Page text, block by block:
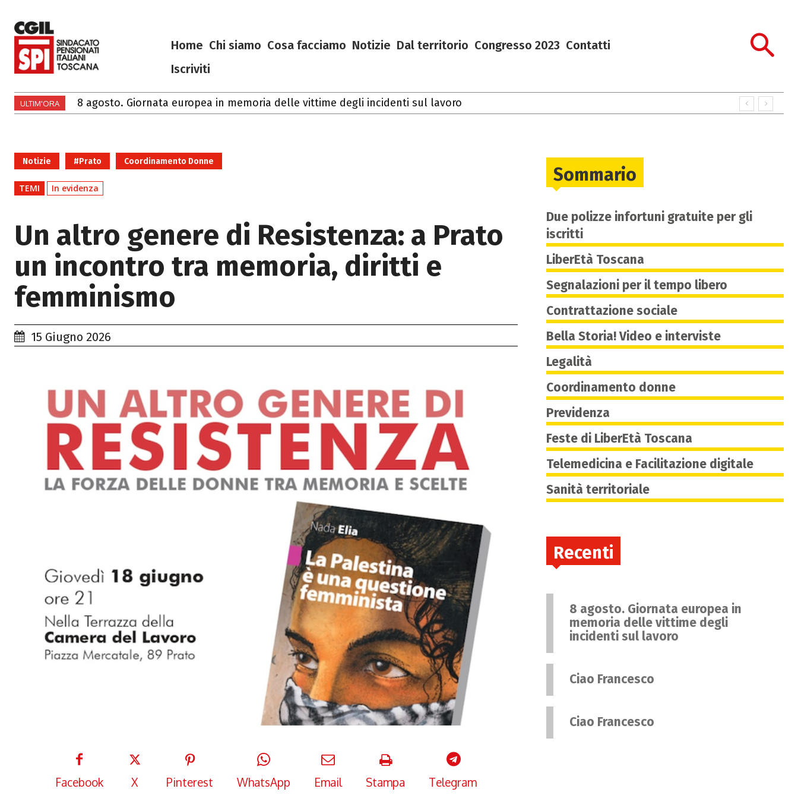
Home Chi siamo Cosa facciamo Notizie Dal territorio Congresso 2023 Contatti
Iscriviti
ULTIM'ORA 8 agosto. Giornata europea in memoria delle vittime degli incidenti sul lavoro
Ciao Francesco
Notizie #Prato Coordinamento Donne
TEMI In evidenza
Un altro genere di Resistenza: a Prato
un incontro tra memoria, diritti e
femminismo
15 Giugno 2026
Facebook X Pinterest WhatsApp Email Stampa Telegram
Sommario
Due polizze infortuni gratuite per gli
iscritti
LiberEtà Toscana
Segnalazioni per il tempo libero
Contrattazione sociale
Bella Storia! Video e interviste
Legalità
Coordinamento donne
Previdenza
Feste di LiberEtà Toscana
Telemedicina e Facilitazione digitale
Sanità territoriale
Recenti
8 agosto. Giornata europea in
memoria delle vittime degli
incidenti sul lavoro
Ciao Francesco
Ciao Francesco